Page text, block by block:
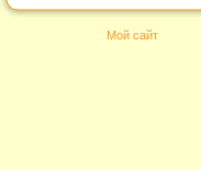
Мой сайт